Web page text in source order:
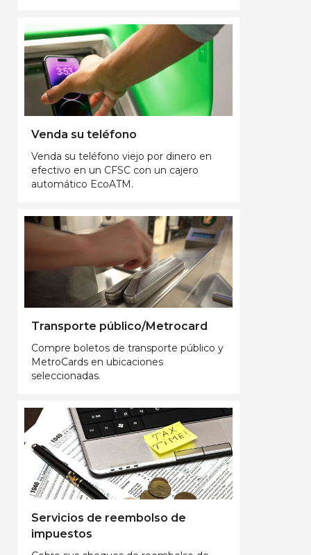
Venda su teléfono
Venda su teléfono viejo por dinero en
efectivo en un CFSC con un cajero
automático EcoATM.
Transporte público/Metrocard
Compre boletos de transporte público y
MetroCards en ubicaciones
seleccionadas.
Servicios de reembolso de
impuestos